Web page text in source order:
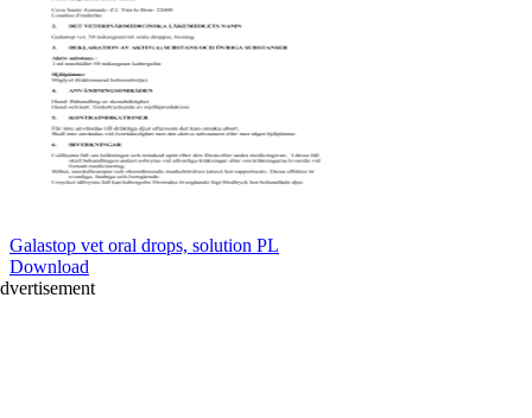
Galastop vet oral drops, solution PL
Download